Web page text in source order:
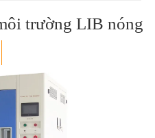
trường LIB nóng